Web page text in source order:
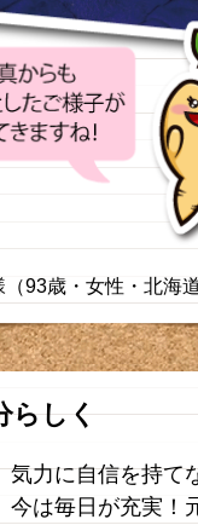
93歳・女性・北海道
らしく
気力に自信を持て
今は毎日が充実！